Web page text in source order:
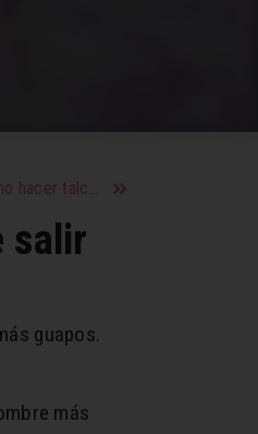
Cómo hacer talco casero perfumado para el cuerpo y talco para pies ¿Cuáles son sus beneficios?
salir
guapos.
más